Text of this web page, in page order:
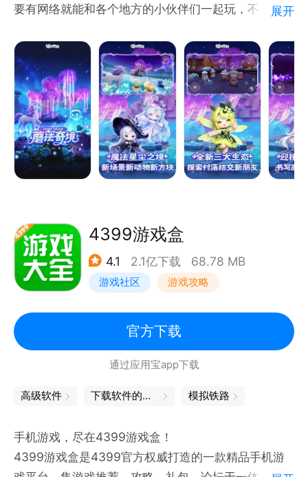
要有网络就能和各个地方的小伙伴们一起玩，不只局限
有规定的玩法，只有随心所欲的破坏和天马行空的创
造！
展开
4399游戏盒
4.1 2.1亿下载 68.78 MB
游戏社区 游戏攻略
官方下载
通过应用宝app下载
高级软件 下载软件的软件 模拟铁路
手机游戏，尽在4399游戏盒！
4399游戏盒是4399官方权威打造的一款精品手机游